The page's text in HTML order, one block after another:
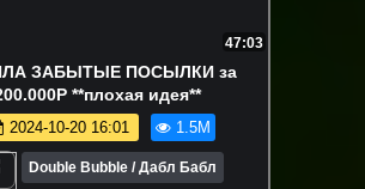
47:03
ЗАБЫТЫЕ ПОСЫЛКИ за
**плохая идея**
2024-10-20 16:01 1.5M
Double Bubble / Дабл Бабл